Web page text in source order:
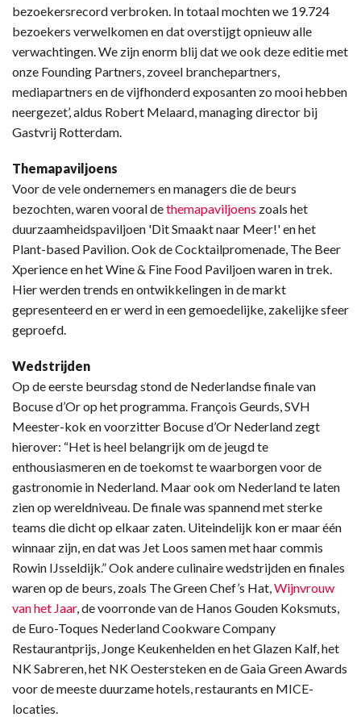
bezoekersrecord verbroken. In totaal mochten we 19.724
bezoekers verwelkomen en dat overstijgt opnieuw alle
verwachtingen. We zijn enorm blij dat we ook deze editie met
onze Founding Partners, zoveel branchepartners,
mediapartners en de vijfhonderd exposanten zo mooi hebben
neergezet’, aldus Robert Melaard, managing director bij
Gastvrij Rotterdam.
Themapaviljoens
Voor de vele ondernemers en managers die de beurs
bezochten, waren vooral dethemapaviljoens zoals het
duurzaamheidspaviljoen 'Dit Smaakt naar Meer!' en het
Plant-based Pavilion. Ook de Cocktailpromenade, The Beer
Xperience en het Wine & Fine Food Paviljoen waren in trek.
Hier werden trends en ontwikkelingen in de markt
gepresenteerd en er werd in een gemoedelijke, zakelijke sfeer
geproefd.
Wedstrijden
Op de eerste beursdag stond de Nederlandse finale van
Bocuse d’Or op het programma. François Geurds, SVH
Meester-kok en voorzitter Bocuse d’Or Nederland zegt
hierover: “Het is heel belangrijk om de jeugd te
enthousiasmeren en de toekomst te waarborgen voor de
gastronomie in Nederland. Maar ook om Nederland te laten
zien op wereldniveau. De finale was spannend met sterke
teams die dicht op elkaar zaten. Uiteindelijk kon er maar één
winnaar zijn, en dat was Jet Loos samen met haar commis
Rowin IJsseldijk.” Ook andere culinaire wedstrijden en finales
waren op de beurs, zoals The Green Chef’s Hat,Wijnvrouw
van het Jaar, de voorronde van de Hanos Gouden Koksmuts,
de Euro-Toques Nederland Cookware Company
Restaurantprijs, Jonge Keukenhelden en het Glazen Kalf, het
NK Sabreren, het NK Oestersteken en de Gaia Green Awards
voor de meeste duurzame hotels, restaurants en MICE-
locaties.